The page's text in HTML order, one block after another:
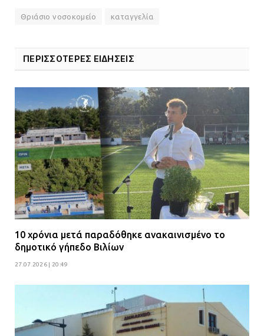
Θριάσιο νοσοκομείο καταγγελία
ΠΕΡΙΣΣΟΤΕΡΕΣ ΕΙΔΗΣΕΙΣ
10 χρόνια μετά παραδόθηκε ανακαινισμένο το
δημοτικό γήπεδο Βιλίων
27.07.2026 | 20:49